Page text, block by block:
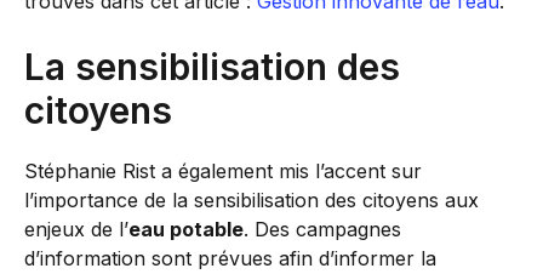
La sensibilisation des
citoyens
Stéphanie Rist a également mis l’accent sur
l’importance de la sensibilisation des citoyens aux
enjeux de l’eau potable. Des campagnes
d’information sont prévues afin d’informer la